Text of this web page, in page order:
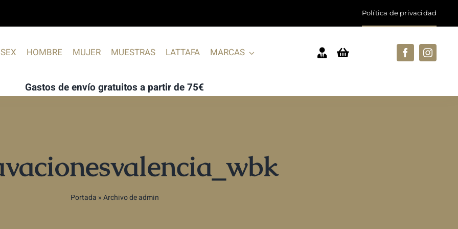
Política de privacidad
HOMBRE MUJER MUESTRAS LATTAFA MARCAS
Gastos de envío gratuitos a partir de 75€
Portada »Archivo de admin